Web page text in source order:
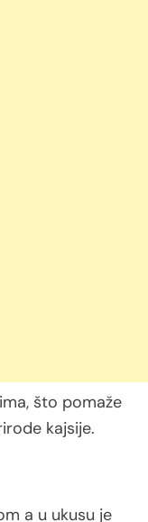
što pomaže
kajsije.
a u ukusu je